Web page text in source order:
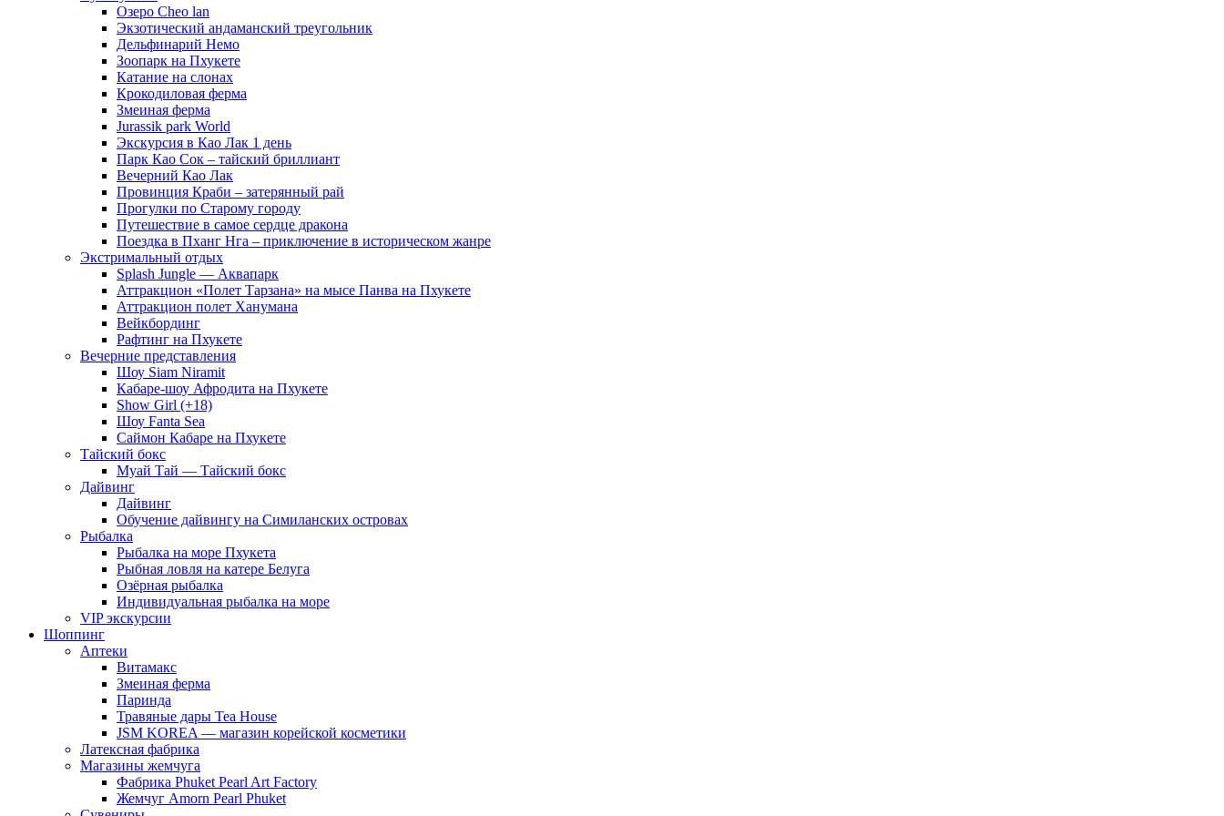
Озеро Cheo lan
Экзотический андаманский треугольник
Дельфинарий Немо
Зоопарк на Пхукете
Катание на слонах
Крокодиловая ферма
Змеиная ферма
Jurassik park World
Экскурсия в Као Лак 1 день
Парк Као Сок – тайский бриллиант
Вечерний Као Лак
Провинция Краби – затерянный рай
Прогулки по Старому городу
Путешествие в самое сердце дракона
Поездка в Пханг Нга – приключение в историческом жанре
Экстримальный отдых
Splash Jungle — Аквапарк
Аттракцион «Полет Тарзана» на мысе Панва на Пхукете
Аттракцион полет Ханумана
Вейкбординг
Рафтинг на Пхукете
Вечерние представления
Шоу Siam Niramit
Кабаре-шоу Афродита на Пхукете
Show Girl (+18)
Шоу Fanta Sea
Саймон Кабаре на Пхукете
Тайский бокс
Муай Тай — Тайский бокс
Дайвинг
Дайвинг
Обучение дайвингу на Симиланских островах
Рыбалка
Рыбалка на море Пхукета
Рыбная ловля на катере Белуга
Озёрная рыбалка
Индивидуальная рыбалка на море
VIP экскурсии
Шоппинг
Аптеки
Витамакс
Змеиная ферма
Паринда
Травяные дары Tea House
JSM KOREA — магазин корейской косметики
Латексная фабрика
Магазины жемчуга
Фабрика Phuket Pearl Art Factory
Жемчуг Amorn Pearl Phuket